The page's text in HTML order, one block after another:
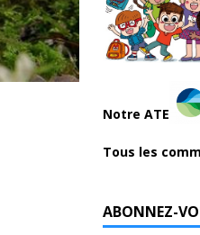
Notre ATE
Tous les
ABONNEZ-